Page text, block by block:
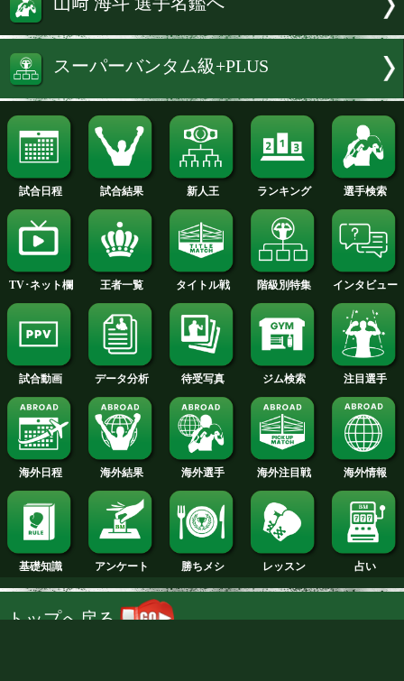
ているが、前回は判定でもいいから勝
わったので、中に入っても手数が足り
なと思いました。倒しにいく姿勢が大
再認識しました。
続きはインタビューへ
試合速報・勝ち予想結果へ
TALE OF THE TAPE
インタビューへ
山﨑 海斗 選手名鑑へ
スーパーバンタム級+PLUS